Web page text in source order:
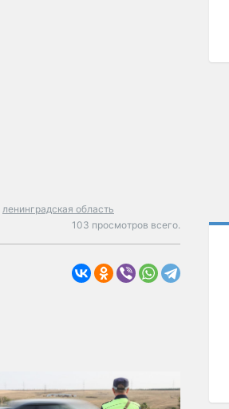
ленинградская область
103 просмотров всего.